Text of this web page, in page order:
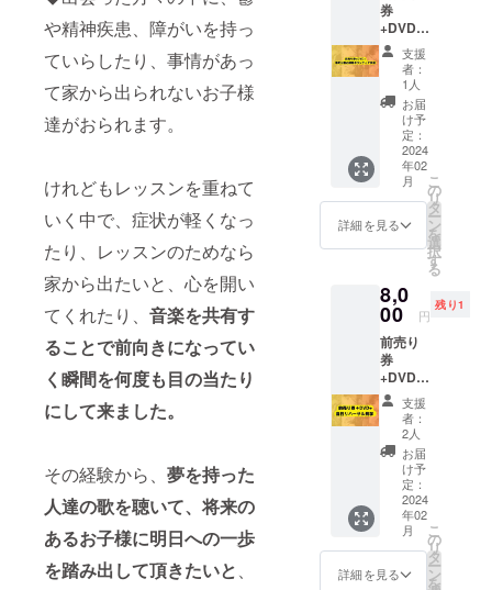
や精神疾患、障がいを持っ
ていらしたり、事情があっ
て家から出られないお子様
達がおられます。
けれどもレッスンを重ねて
いく中で、症状が軽くなっ
たり、レッスンのためなら
家から出たいと、心を開い
てくれたり、 音楽を共有す
ることで前向きになってい
く瞬間を何度も目の当たり
にして来ました。
その経験から、 夢を持った
人達の歌を聴いて、将来の
あるお子様に明日への一歩
を踏み出して頂きたいと
す!! 頂
いた
エール
は当日
に必要
な費用
に充て
させて
いただ
きます
(残金は
祉協議
会へ寄
ンドメ
ンバー
からお
礼の活
動報告
をしま
す！ ※
備考欄
へお名
前をお
願いい
たしま
～～～
当日受
付に
て、ご
購入者
様のお
名前を
お伝え
くださ
い 人数
分の入
場券を
お渡し
です
★DVD
コン
サート
当日の
ステー
ジを収
録し、
編集し
ます
DVDの
発送は
2024年
2月頃を
予定
り券お
申込み
の際
は、 ※
備考欄
に ・ご
購入者
様のお
名前 ・
18歳以
下の同
伴の有
無 有
くださ
い ～～
～～～
～～～
～～～
当日受
付に
て、ご
購入者
様のお
名前を
お伝え
くださ
い 人数
分の入
場券を
お渡し
券
+DVD+
扇町公
園お掃
除ボラ
ンティ
ア参加
★前売
り券 (※
備考欄
への記
載お願
いしま
す) 大人
1名様ご
来ます
18歳以
下の同
伴は無
料です
(要入場
券) ～～
～～～
～～～
～～～
前売り
券お申
込みの
際は、
※備考欄
に ・ご
購入者
支援
者：
1人
お届
け予
定：
2024
年02
月
詳細を見る
こ
の
リ
タ
ー
ン
を
選
択
す
る
8,0
00 円
残り1
前売り
券
+DVD+
当日リ
ハーサ
ル見学
★前売
り券 (※
備考欄
への記
載お願
いしま
す) 大人
1名様ご
支援
者：
2人
お届
け予
定：
2024
年02
月
詳細を見る
こ
の
リ
タ
ー
ン
を